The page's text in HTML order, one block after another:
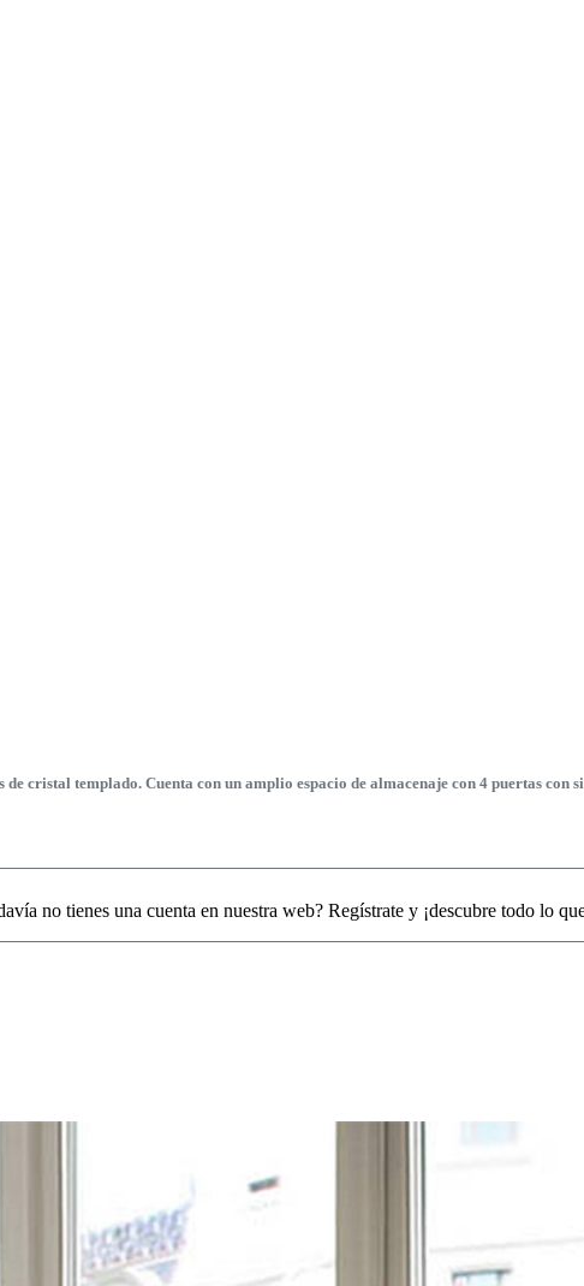
cristal templado. Cuenta con un amplio espacio de almacenaje con 4 puertas con
no tienes una cuenta en nuestra web? Regístrate y ¡descubre todo lo